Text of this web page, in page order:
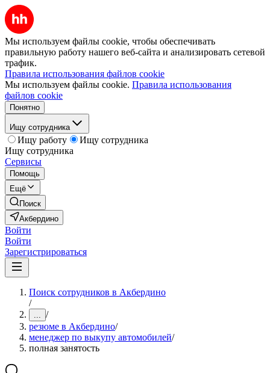
Мы используем файлы cookie, чтобы обеспечивать
правильную работу нашего веб-сайта и анализировать сетевой
трафик.
Правила использования файлов cookie
Мы используем файлы cookie. Правила использования
файлов cookie
Понятно
Ищу сотрудника
Ищу работу
Ищу сотрудника
Ищу сотрудника
Сервисы
Помощь
Ещё
Поиск
Акбердино
Войти
Войти
Зарегистрироваться
Поиск сотрудников в Акбердино
/
... /
резюме в Акбердино/
менеджер по выкупу автомобилей/
полная занятость